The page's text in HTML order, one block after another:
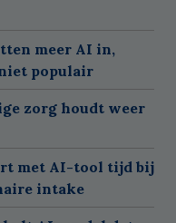
meer AI in,
populair
zorg houdt weer
met AI-tool tijd bij
intake